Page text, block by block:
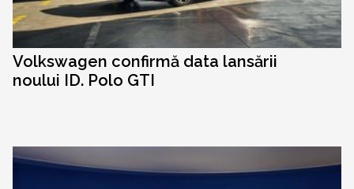
Volkswagen confirmă data lansării
noului ID. Polo GTI